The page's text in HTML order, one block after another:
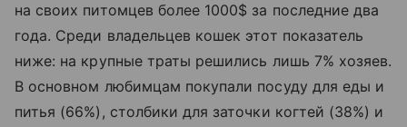
на своих питомцев более 1000$ за последние два
года. Среди владельцев кошек этот показатель
ниже: на крупные траты решились лишь 7% хозяев.
В основном любимцам покупали посуду для еды и
питья (66%), столбики для заточки когтей (38%) и